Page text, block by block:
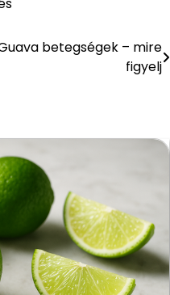
betegségek – mire
figyelj